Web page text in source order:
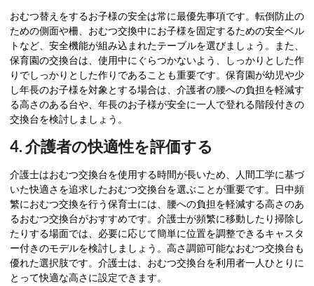
おむつ替えをするお子様の安全は常に最優先事項です。転倒防止の
ための側面や柵、おむつ交換中にお子様を固定するための安全ベル
トなど、安全機能が組み込まれたテーブルを選びましょう。また、
保育園の交換台は、使用中にぐらつかないよう、しっかりとした作
りでしっかりとした作りであることも重要です。保育園が幼児や少
し年長のお子様を対象とする場合は、介護者の腰への負担を軽減す
る高さのある台や、年長のお子様が安全に一人で登れる階段付きの
交換台を検討しましょう。
4. 介護者の快適性を評価する
介護士はおむつ交換台を使用する時間が長いため、人間工学に基づ
いた快適さを追求したおむつ交換台を選ぶことが重要です。日中頻
繁におむつ交換を行う保育士には、腰への負担を軽減する高さのあ
るおむつ交換台がおすすめです。介護士が頻繁に移動したり掃除し
たりする場面では、必要に応じて簡単に位置を調整できるキャスタ
ー付きのモデルを検討しましょう。高さ調節可能なおむつ交換台も
優れた選択肢です。介護士は、おむつ交換台を利用者一人ひとりに
とって快適な高さに設定できます。